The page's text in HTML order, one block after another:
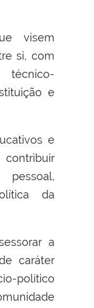
visem
si, com
e
e
da
a
caráter